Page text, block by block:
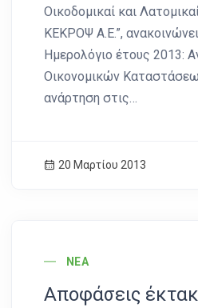
Οικοδομικαί και
ΚΕΚΡΟΨ Α.Ε.”,
Ημερολόγιο έτους 2013:
Οικονομικών
ανάρτηση στις…
20 Μαρτίου 2013
ΝΈΑ
Αποφάσεις